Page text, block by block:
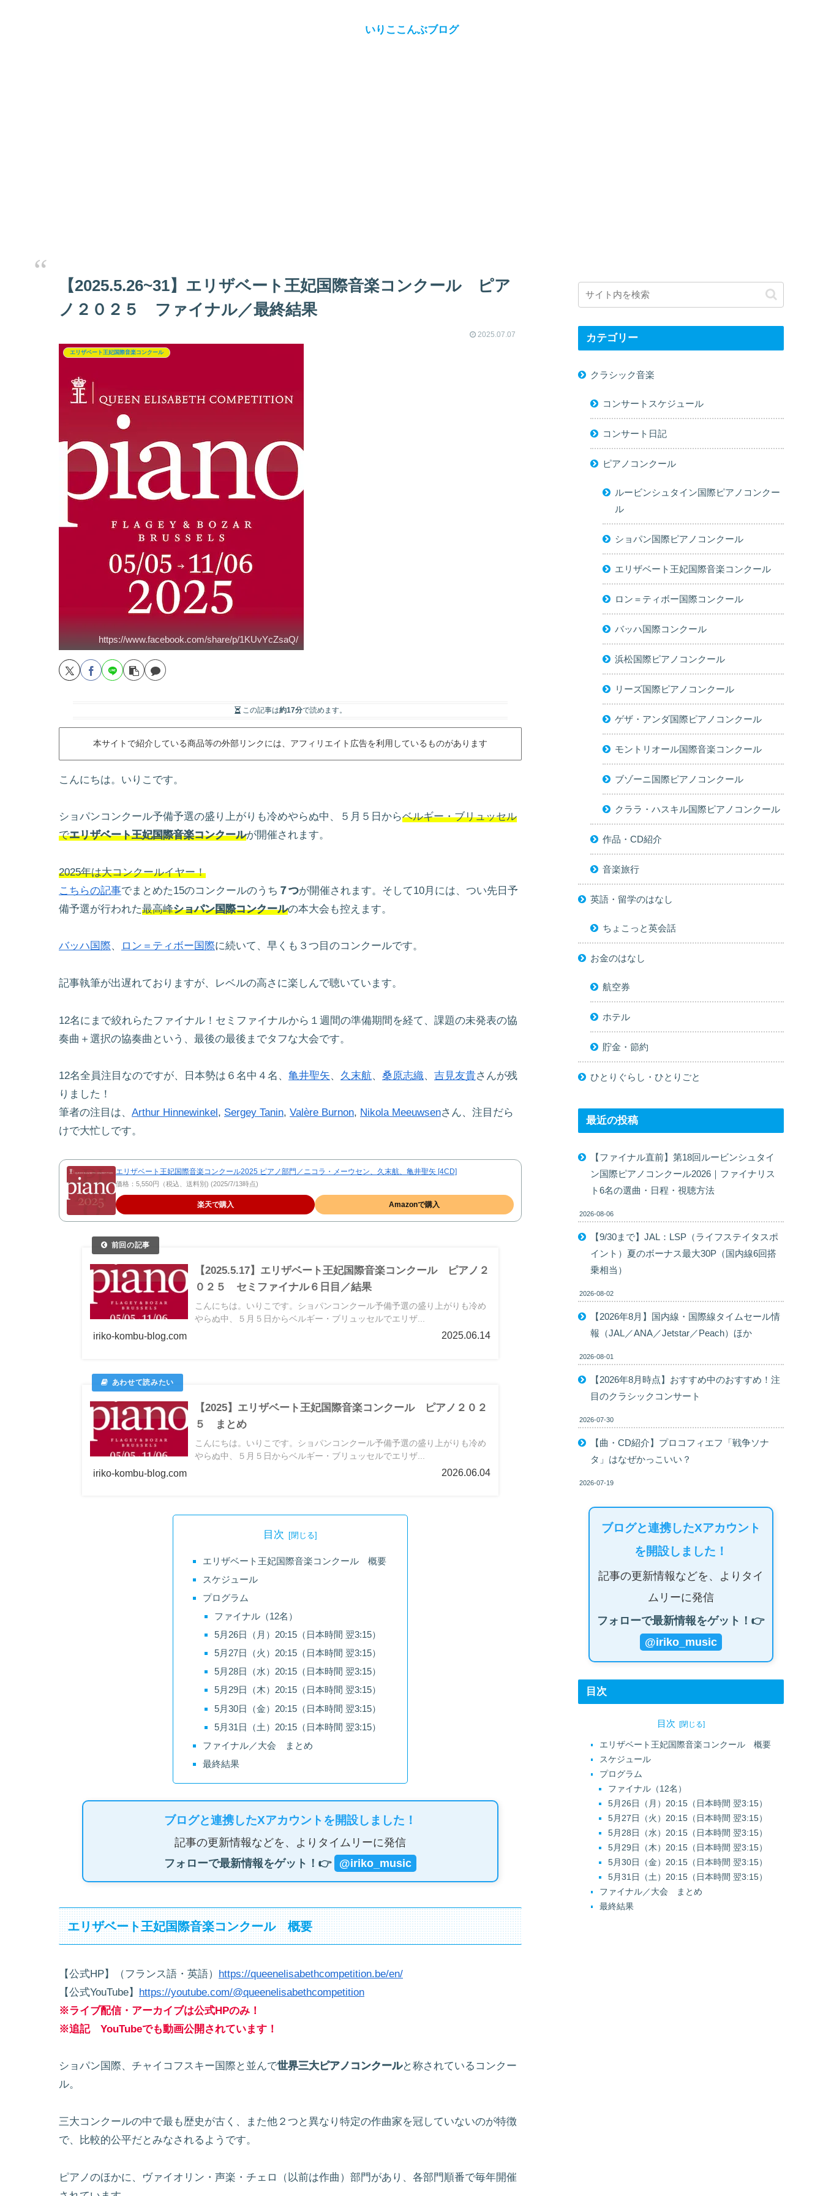
いりここんぶブログ
【2025.5.26~31】エリザベート王妃国際音楽コンクール ピア
ノ２０２５ ファイナル／最終結果
2025.07.07
エリザベート王妃国際音楽コンクール
https://www.facebook.com/share/p/1KUvYcZsaQ/
この記事は約17分で読めます。
本サイトで紹介している商品等の外部リンクには、アフィリエイト広告を利用しているものがあります
こんにちは。いりこです。
ショパンコンクール予備予選の盛り上がりも冷めやらぬ中、５月５日からベルギー・ブリュッセル
でエリザベート王妃国際音楽コンクールが開催されます。
2025年は大コンクールイヤー！
こちらの記事でまとめた15のコンクールのうち ７つが開催されます。そして10月には、つい先日予
備予選が行われた最高峰ショパン国際コンクールの本大会も控えます。
バッハ国際、 ロン＝ティボー国際に続いて、早くも３つ目のコンクールです。
記事執筆が出遅れておりますが、レベルの高さに楽しんで聴いています。
12名にまで絞れらたファイナル！セミファイナルから１週間の準備期間を経て、課題の未発表の協
奏曲＋選択の協奏曲という、最後の最後までタフな大会です。
12名全員注目なのですが、日本勢は６名中４名、 亀井聖矢、 久末航、 桑原志織、 吉見友貴さんが残
りました！
筆者の注目は、 Arthur Hinnewinkel, Sergey Tanin, Valère Burnon, Nikola Meeuwsenさん、注目だら
けで大忙しです。
エリザベート王妃国際音楽コンクール2025 ピアノ部門／ニコラ・メーウセン、久末航、亀井聖矢 [4CD]
価格：5,550円（税込、送料別) (2025/7/13時点)
楽天で購入 Amazonで購入
【2025.5.17】エリザベート王妃国際音楽コンクール ピアノ２
０２５ セミファイナル６日目／結果
こんにちは。いりこです。ショパンコンクール予備予選の盛り上がりも冷め
やらぬ中、５月５日からベルギー・ブリュッセルでエリザ...
iriko-kombu-blog.com 2025.06.14
【2025】エリザベート王妃国際音楽コンクール ピアノ２０２
５ まとめ
こんにちは。いりこです。ショパンコンクール予備予選の盛り上がりも冷め
やらぬ中、５月５日からベルギー・ブリュッセルでエリザ...
iriko-kombu-blog.com 2026.06.04
目次
エリザベート王妃国際音楽コンクール 概要
スケジュール
プログラム
ファイナル（12名）
5月26日（月）20:15（日本時間 翌3:15）
5月27日（火）20:15（日本時間 翌3:15）
5月28日（水）20:15（日本時間 翌3:15）
5月29日（木）20:15（日本時間 翌3:15）
5月30日（金）20:15（日本時間 翌3:15）
5月31日（土）20:15（日本時間 翌3:15）
ファイナル／大会 まとめ
最終結果
ブログと連携したXアカウントを開設しました！
記事の更新情報などを、よりタイムリーに発信
フォローで最新情報をゲット！👉
@iriko_music
エリザベート王妃国際音楽コンクール 概要
【公式HP】（フランス語・英語） https://queenelisabethcompetition.be/en/
【公式YouTube】 https://youtube.com/@queenelisabethcompetition
※ライブ配信・アーカイブは公式HPのみ！
※追記 YouTubeでも動画公開されています！
ショパン国際、チャイコフスキー国際と並んで世界三大ピアノコンクールと称されているコンクー
ル。
三大コンクールの中で最も歴史が古く、また他２つと異なり特定の作曲家を冠していないのが特徴
で、比較的公平だとみなされるようです。
ピアノのほかに、ヴァイオリン・声楽・チェロ（以前は作曲）部門があり、各部門順番で毎年開催
カテゴリー
クラシック音楽
コンサートスケジュール
コンサート日記
ピアノコンクール
ルービンシュタイン国際ピアノコンクー
ル
ショパン国際ピアノコンクール
エリザベート王妃国際音楽コンクール
ロン＝ティボー国際コンクール
バッハ国際コンクール
浜松国際ピアノコンクール
リーズ国際ピアノコンクール
ゲザ・アンダ国際ピアノコンクール
モントリオール国際音楽コンクール
ブゾーニ国際ピアノコンクール
クララ・ハスキル国際ピアノコンクール
作品・CD紹介
音楽旅行
英語・留学のはなし
ちょこっと英会話
お金のはなし
航空券
ホテル
貯金・節約
ひとりぐらし・ひとりごと
最近の投稿
【ファイナル直前】第18回ルービンシュタイ
ン国際ピアノコンクール2026｜ファイナリス
ト6名の選曲・日程・視聴方法
2026-08-06
【9/30まで】JAL：LSP（ライフステイタスポ
イント）夏のボーナス最大30P（国内線6回搭
乗相当）
2026-08-02
【2026年8月】国内線・国際線タイムセール情
報（JAL／ANA／Jetstar／Peach）ほか
2026-08-01
【2026年8月時点】おすすめ中のおすすめ！注
目のクラシックコンサート
2026-07-30
【曲・CD紹介】プロコフィエフ「戦争ソナ
タ」はなぜかっこいい？
2026-07-19
ブログと連携したXアカウント
を開設しました！
記事の更新情報などを、よりタイ
ムリーに発信
フォローで最新情報をゲット！👉
@iriko_music
目次
目次
エリザベート王妃国際音楽コンクール 概要
スケジュール
プログラム
ファイナル（12名）
5月26日（月）20:15（日本時間 翌3:15）
5月27日（火）20:15（日本時間 翌3:15）
5月28日（水）20:15（日本時間 翌3:15）
5月29日（木）20:15（日本時間 翌3:15）
5月30日（金）20:15（日本時間 翌3:15）
5月31日（土）20:15（日本時間 翌3:15）
ファイナル／大会 まとめ
最終結果